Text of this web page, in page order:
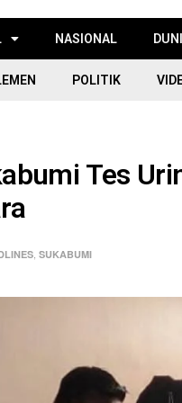
NASIONAL
POLITIK
Tes
, SUKABUMI